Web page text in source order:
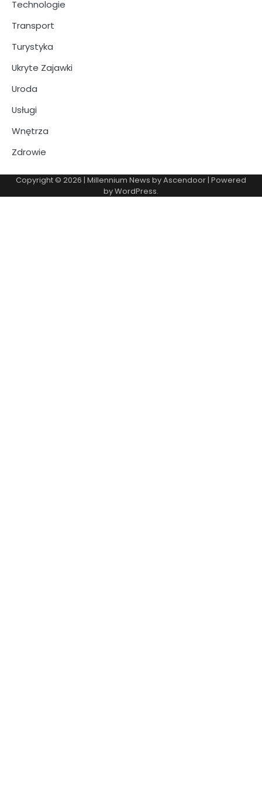
Technologie
Transport
Turystyka
Ukryte Zajawki
Uroda
Usługi
Wnętrza
Zdrowie
Copyright © 2026 | Millennium News byAscendoor| Powered
byWordPress.